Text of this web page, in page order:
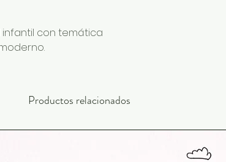
con temática
Productos relacionados